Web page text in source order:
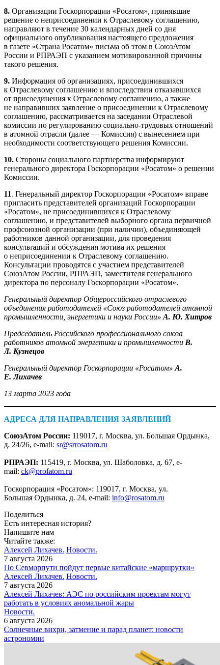
8. Организации Госкорпорации «Росатом», принявшие
решение о неприсоединении к Отраслевому соглашению,
направляют в течение 30 календарных дней со дня
официального опубликования настоящего предложения
в газете «Страна Росатом» письма об этом в СоюзАтом
России и РПРАЭП с указанием мотивированной причины
такого решения.
9. Информация об организациях, присоединившихся
к Отраслевому соглашению и впоследствии отказавшихся
от присоединения к Отраслевому соглашению, а также
не направивших заявление о присоединении к Отраслевому
соглашению, рассматривается на заседании Отраслевой
комиссии по регулированию социально-­трудовых отношений
в атомной отрасли (далее — ​Комиссия) с вынесением при
необходимости соответствующего решения Комиссии.
10. Стороны социального партнерства информируют
генерального директора Госкорпорации «Росатом» о решении
Комиссии.
11. Генеральный директор Госкорпорации «Росатом» вправе
пригласить представителей организаций Госкорпорации
«Росатом», не присоединившихся к Отраслевому
соглашению, и представителей выборного органа первичной
профсоюзной организации (при наличии), объединяющей
работников данной организации, для проведения
консультаций и обсуждения мотива их решения
о неприсоединении к Отраслевому соглашению.
Консультации проводятся с участием представителей
СоюзАтом России, ­РПРАЭП, заместителя генерального
директора по персоналу Госкорпорации «Росатом».
Генеральный директор Общероссийского отраслевого
объединения работо­дателей «Союз работодателей атомной
промышленности, энергетики и науки России» А. Ю. Хитров
Председатель Российского профессионального союза
работников атомной энергетики и промышленности В.
Л. Кузнецов
Генеральный директор Госкорпорации «Росатом» А.
Е. Лихачев
13 марта 2023 года
АДРЕСА ДЛЯ НАПРАВЛЕНИЯ ЗАЯВЛЕНИЙ
СоюзАтом России: 119017, г. Москва, ул. Большая Ордынка,
д. 24/26, e-mail: sr@srrosatom.ru
РПРАЭП: 115419, г. Москва, ул. Шаболовка, д. 67, e-
mail: ck@profatom.ru
Госкорпорация «Росатом»: 119017, г. Москва, ул.
Большая Ордынка, д. 24, e-mail: info@rosatom.ru
Поделиться
Есть интересная история?
Напишите нам
Читайте также:
Алексей Лихачев. Новости.
7 августа 2026
По Севморпути пойдут первые китайские «маршрутки»
Алексей Лихачев. Новости.
7 августа 2026
Алексей Лихачев: АЭС по российским проектам могут
работать в условиях аномальной жары
Новости.
6 августа 2026
Солнечные вихри, затмение и парад планет: новости
астрономии